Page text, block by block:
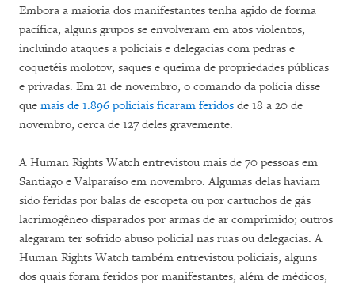
Embora a maioria dos manifestantes tenha agido de forma
pacífica, alguns grupos se envolveram em atos violentos,
incluindo ataques a policiais e delegacias com pedras e
coquetéis molotov, saques e queima de propriedades públicas
e privadas. Em 21 de novembro, o comando da polícia disse
que mais de 1.896 policiais ficaram feridos de 18 a 20 de
novembro, cerca de 127 deles gravemente.
A Human Rights Watch entrevistou mais de 70 pessoas em
Santiago e Valparaíso em novembro. Algumas delas haviam
sido feridas por balas de escopeta ou por cartuchos de gás
lacrimogêneo disparados por armas de ar comprimido; outros
alegaram ter sofrido abuso policial nas ruas ou delegacias. A
Human Rights Watch também entrevistou policiais, alguns
dos quais foram feridos por manifestantes, além de médicos,